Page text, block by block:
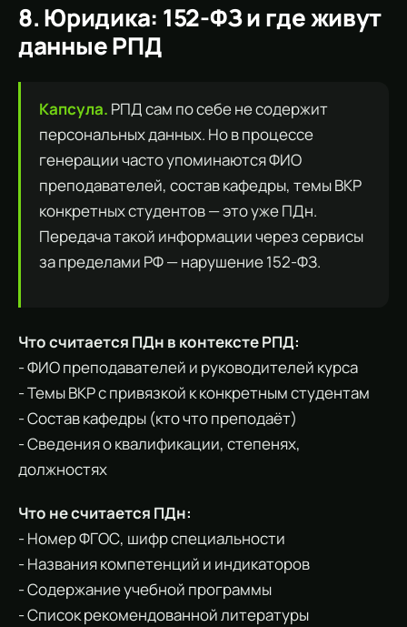
8. Юридика: 152-ФЗ и где живут
данные РПД
Капсула. РПД сам по себе не содержит
персональных данных. Но в процессе
генерации часто упоминаются ФИО
преподавателей, состав кафедры, темы ВКР
конкретных студентов — это уже ПДн.
Передача такой информации через сервисы
за пределами РФ — нарушение 152-ФЗ.
Что считается ПДн в контексте РПД:
- ФИО преподавателей и руководителей курса
- Темы ВКР с привязкой к конкретным студентам
- Состав кафедры (кто что преподаёт)
- Сведения о квалификации, степенях,
должностях
Что не считается ПДн:
- Номер ФГОС, шифр специальности
- Названия компетенций и индикаторов
- Содержание учебной программы
- Список рекомендованной литературы